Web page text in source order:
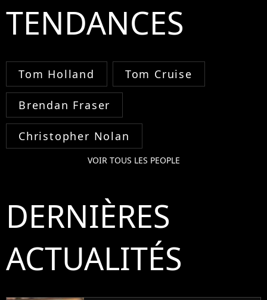
TENDANCES
Tom Holland Tom Cruise
Brendan Fraser
Christopher Nolan
VOIR TOUS LES PEOPLE
DERNIÈRES
ACTUALITÉS